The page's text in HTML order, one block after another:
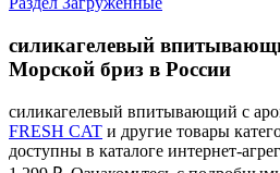
силикагелевый
Морской бриз в России
силикагелевый впитывающий с
FRESH CAT и другие товары
доступны в каталоге интернет-